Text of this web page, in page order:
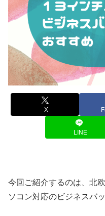
X
LINE
今回ご紹介するのは、北
ソコン対応のビジネスバ